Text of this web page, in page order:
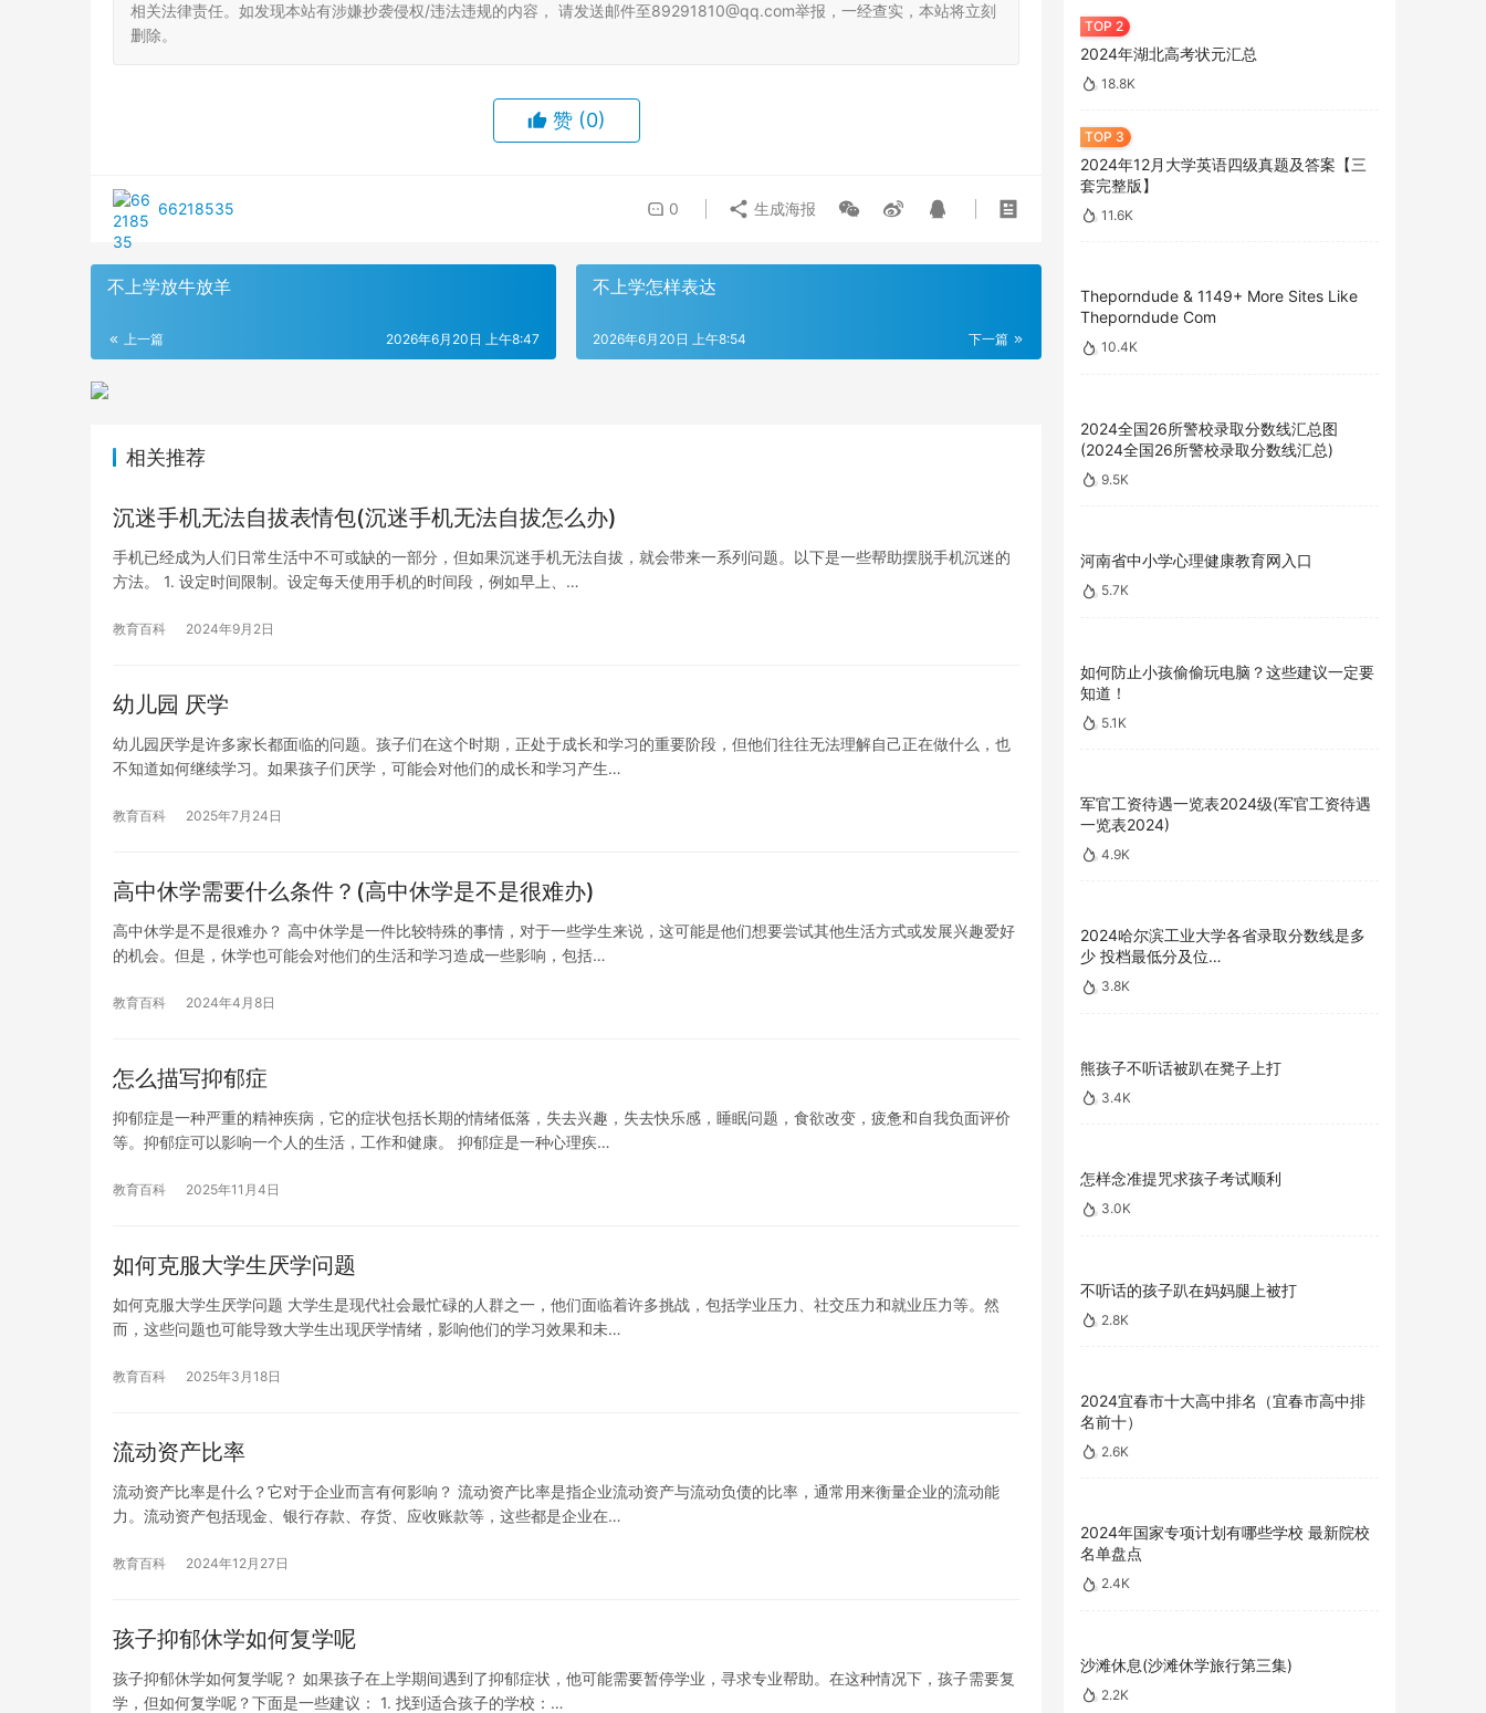
相关法律责任。如发现本站有涉嫌抄袭侵权/违法违规的内容， 请发送邮件至89291810@qq.com举报，一经查实，本站将立刻
删除。
赞 (0)
66218535 0 生成海报
不上学放牛放羊
上一篇 2026年6月20日 上午8:47
不上学怎样表达
下一篇
2026年6月20日 上午8:54
相关推荐
沉迷手机无法自拔表情包(沉迷手机无法自拔怎么办)
手机已经成为人们日常生活中不可或缺的一部分，但如果沉迷手机无法自拔，就会带来一系列问题。以下是一些帮助摆脱手机沉迷的
方法。 1. 设定时间限制。设定每天使用手机的时间段，例如早上、…
教育百科 2024年9月2日
幼儿园 厌学
幼儿园厌学是许多家长都面临的问题。孩子们在这个时期，正处于成长和学习的重要阶段，但他们往往无法理解自己正在做什么，也
不知道如何继续学习。如果孩子们厌学，可能会对他们的成长和学习产生…
教育百科 2025年7月24日
高中休学需要什么条件？(高中休学是不是很难办)
高中休学是不是很难办？ 高中休学是一件比较特殊的事情，对于一些学生来说，这可能是他们想要尝试其他生活方式或发展兴趣爱好
的机会。但是，休学也可能会对他们的生活和学习造成一些影响，包括…
教育百科 2024年4月8日
怎么描写抑郁症
抑郁症是一种严重的精神疾病，它的症状包括长期的情绪低落，失去兴趣，失去快乐感，睡眠问题，食欲改变，疲惫和自我负面评价
等。抑郁症可以影响一个人的生活，工作和健康。 抑郁症是一种心理疾…
教育百科 2025年11月4日
如何克服大学生厌学问题
如何克服大学生厌学问题 大学生是现代社会最忙碌的人群之一，他们面临着许多挑战，包括学业压力、社交压力和就业压力等。然
而，这些问题也可能导致大学生出现厌学情绪，影响他们的学习效果和未…
教育百科 2025年3月18日
流动资产比率
流动资产比率是什么？它对于企业而言有何影响？ 流动资产比率是指企业流动资产与流动负债的比率，通常用来衡量企业的流动能
力。流动资产包括现金、银行存款、存货、应收账款等，这些都是企业在…
教育百科 2024年12月27日
孩子抑郁休学如何复学呢
孩子抑郁休学如何复学呢？ 如果孩子在上学期间遇到了抑郁症状，他可能需要暂停学业，寻求专业帮助。在这种情况下，孩子需要复
学，但如何复学呢？下面是一些建议： 1. 找到适合孩子的学校：…
2024年湖北高考状元汇总
18.8K
2024年12月大学英语四级真题及答案【三
套完整版】
11.6K
Theporndude & 1149+ More Sites Like
Theporndude Com
10.4K
2024全国26所警校录取分数线汇总图
(2024全国26所警校录取分数线汇总)
9.5K
河南省中小学心理健康教育网入口
5.7K
如何防止小孩偷偷玩电脑？这些建议一定要
知道！
5.1K
军官工资待遇一览表2024级(军官工资待遇
一览表2024)
4.9K
2024哈尔滨工业大学各省录取分数线是多
少 投档最低分及位…
3.8K
熊孩子不听话被趴在凳子上打
3.4K
怎样念准提咒求孩子考试顺利
3.0K
不听话的孩子趴在妈妈腿上被打
2.8K
2024宜春市十大高中排名（宜春市高中排
名前十）
2.6K
2024年国家专项计划有哪些学校 最新院校
名单盘点
2.4K
沙滩休息(沙滩休学旅行第三集)
2.2K